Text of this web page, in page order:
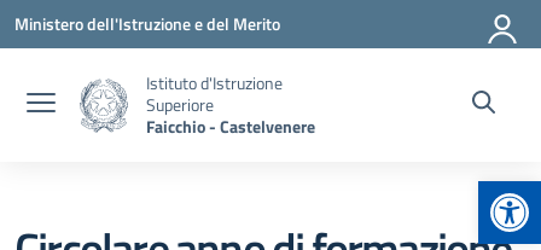
Vai ai contenuti
Vai al menu di navigazione
Vai al footer
Ministero dell'Istruzione e del Merito
Istituto d'Istruzione
Superiore
Faicchio - Castelvenere